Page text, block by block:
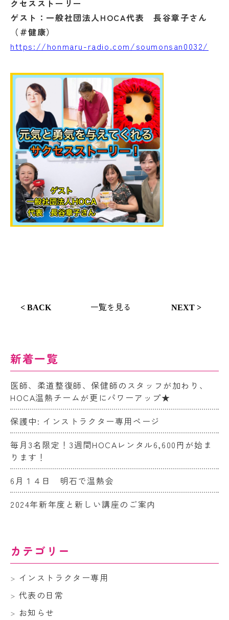
クセスストーリー
ゲスト：一般社団法人HOCA代表 長谷章子さん
（＃健康）
https://honmaru-radio.com/soumonsan0032/
< BACK 一覧を見る NEXT >
新着一覧
医師、柔道整復師、保健師のスタッフが加わり、
HOCA温熱チームが更にパワーアップ★
保護中: インストラクター専用ページ
毎月3名限定！3週間HOCAレンタル6,600円が始ま
ります！
6月１４日 明石で温熱会
2024年新年度と新しい講座のご案内
カテゴリー
インストラクター専用
代表の日常
お知らせ